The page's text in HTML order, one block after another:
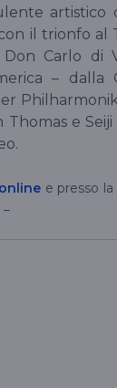
artistico
il trionfo al
Don Carlo di
– dalla
e
e presso
–